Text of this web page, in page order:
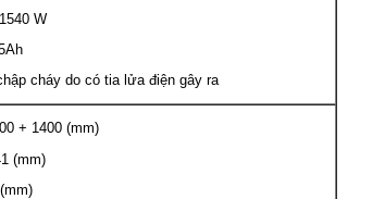
W
do có tia lửa điện gây ra
1400 (mm)